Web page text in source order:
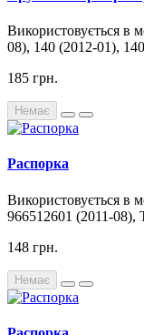
Використовується в
08), 140 (2012-01),
185 грн.
Немає
Распорка
Використовується в
966512601 (2011-08),
148 грн.
Немає